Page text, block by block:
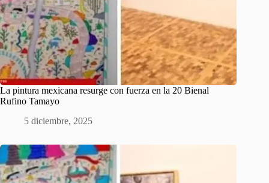
La pintura mexicana resurge con fuerza en la 20 Bienal
Rufino Tamayo
5 diciembre, 2025